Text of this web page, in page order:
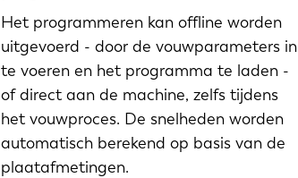
Het programmeren kan offline worden
uitgevoerd - door de vouwparameters in
te voeren en het programma te laden -
of direct aan de machine, zelfs tijdens
het vouwproces. De snelheden worden
automatisch berekend op basis van de
plaatafmetingen.